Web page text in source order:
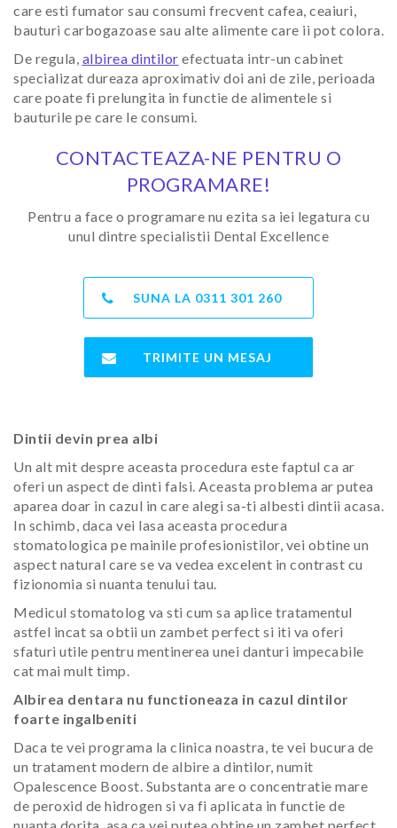
care esti fumator sau consumi frecvent cafea, ceaiuri,
bauturi carbogazoase sau alte alimente care ii pot colora.
De regula, albirea dintilor efectuata intr-un cabinet
specializat dureaza aproximativ doi ani de zile, perioada
care poate fi prelungita in functie de alimentele si
bauturile pe care le consumi.
CONTACTEAZA-NE PENTRU O
PROGRAMARE!
Pentru a face o programare nu ezita sa iei legatura cu
unul dintre specialistii Dental Excellence
SUNA LA 0311 301 260
TRIMITE UN MESAJ
Dintii devin prea albi
Un alt mit despre aceasta procedura este faptul ca ar
oferi un aspect de dinti falsi. Aceasta problema ar putea
aparea doar in cazul in care alegi sa-ti albesti dintii acasa.
In schimb, daca vei lasa aceasta procedura
stomatologica pe mainile profesionistilor, vei obtine un
aspect natural care se va vedea excelent in contrast cu
fizionomia si nuanta tenului tau.
Medicul stomatolog va sti cum sa aplice tratamentul
astfel incat sa obtii un zambet perfect si iti va oferi
sfaturi utile pentru mentinerea unei danturi impecabile
cat mai mult timp.
Albirea dentara nu functioneaza in cazul dintilor
foarte ingalbeniti
Daca te vei programa la clinica noastra, te vei bucura de
un tratament modern de albire a dintilor, numit
Opalescence Boost. Substanta are o concentratie mare
de peroxid de hidrogen si va fi aplicata in functie de